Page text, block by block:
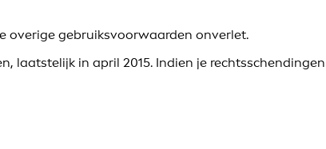
overige gebruiksvoorwaarden onverlet.
laatstelijk in april 2015. Indien je rechtsschendingen